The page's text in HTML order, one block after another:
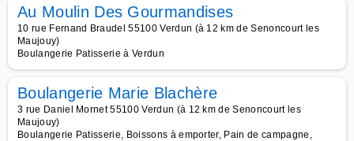
Au Moulin Des Gourmandises
10 rue Fernand Braudel 55100 Verdun (à 12 km de Senoncourt les
Maujouy)
Boulangerie Patisserie à Verdun
Boulangerie Marie Blachère
3 rue Daniel Mornet 55100 Verdun (à 12 km de Senoncourt les
Maujouy)
Boulangerie Patisserie, Boissons à emporter, Pain de campagne,